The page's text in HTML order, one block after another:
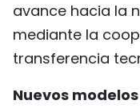
avance hacia la
mediante la
transferencia
Nuevos